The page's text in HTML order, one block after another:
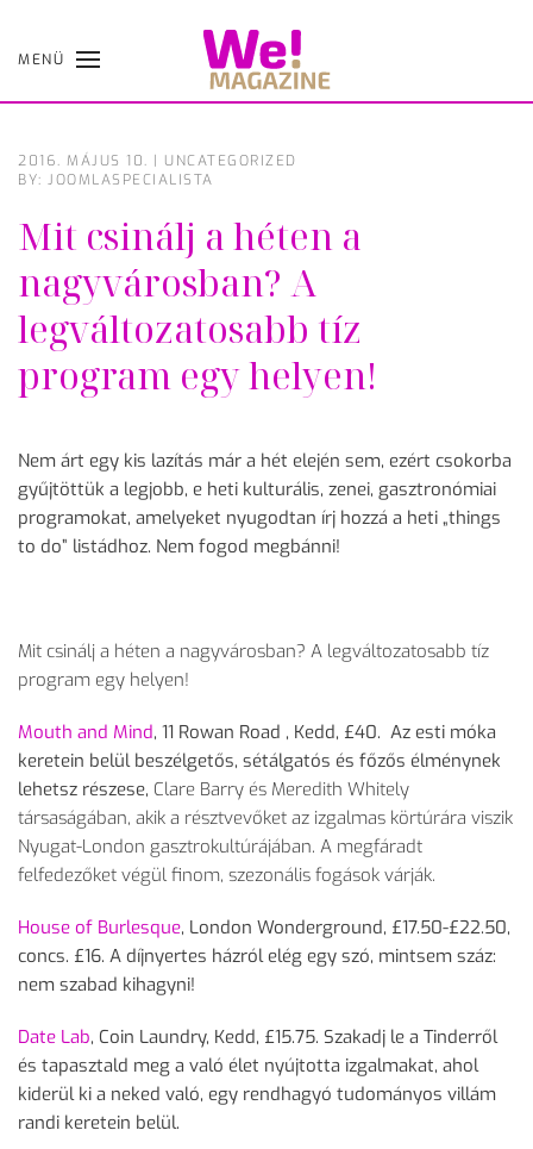
Skip
MENÜ
2016. MÁJUS 10. | UNCATEGORIZED
BY: JOOMLASPECIALISTA
Mit csinálj a héten a
nagyvárosban? A
legváltozatosabb tíz
program egy helyen!
Nem árt egy kis lazítás már a hét elején sem, ezért csokorba
gyűjtöttük a legjobb, e heti kulturális, zenei, gasztronómiai
programokat, amelyeket nyugodtan írj hozzá a heti „things
to do” listádhoz. Nem fogod megbánni!
Mit csinálj a héten a nagyvárosban? A legváltozatosabb tíz
program egy helyen!
Mouth and Mind, 11 Rowan Road , Kedd, £40. Az esti móka
keretein belül beszélgetős, sétálgatós és főzős élménynek
lehetsz részese, Clare Barry és Meredith Whitely
társaságában, akik a résztvevőket az izgalmas körtúrára viszik
Nyugat-London gasztrokultúrájában. A megfáradt
felfedezőket végül finom, szezonális fogások várják.
House of Burlesque, London Wonderground, £17.50-£22.50,
concs. £16. A díjnyertes házról elég egy szó, mintsem száz:
nem szabad kihagyni!
Date Lab, Coin Laundry, Kedd, £15.75. Szakadj le a Tinderről
és tapasztald meg a való élet nyújtotta izgalmakat, ahol
kiderül ki a neked való, egy rendhagyó tudományos villám
randi keretein belül.